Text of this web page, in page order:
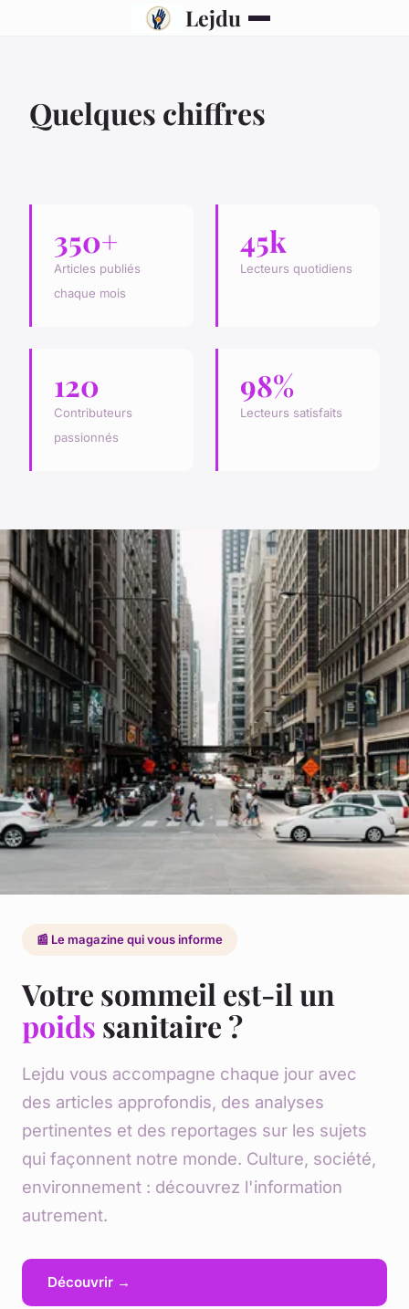
Lejdu
Quelques chiffres
350+
Articles publiés
chaque mois
45k
Lecteurs quotidiens
120
Contributeurs
passionnés
98%
Lecteurs satisfaits
📰 Le magazine qui vous informe
Votre sommeil est-il un
poids sanitaire ?
Lejdu vous accompagne chaque jour avec
des articles approfondis, des analyses
pertinentes et des reportages sur les sujets
qui façonnent notre monde. Culture, société,
environnement : découvrez l'information
autrement.
Découvrir →